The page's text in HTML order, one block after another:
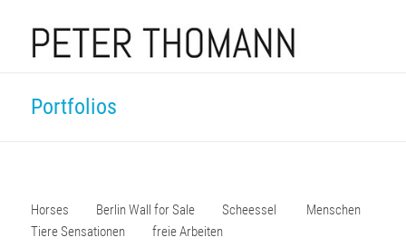
Portfolios
Horses Berlin Wall for Sale Scheessel
Menschen
Tiere Sensationen
freie Arbeiten